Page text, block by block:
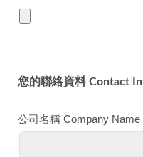
您的聯絡資料 Contact
公司名稱 Company Name